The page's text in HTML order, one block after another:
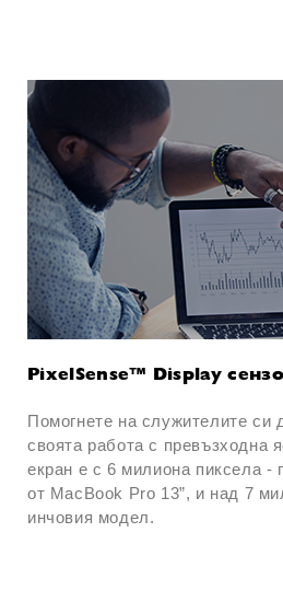
PixelSense™ Display
Помогнете на служителите си
своята работа с превъзходна
екран е с 6 милиона пиксела -
от MacBook Pro 13”, и над 7
инчовия модел.